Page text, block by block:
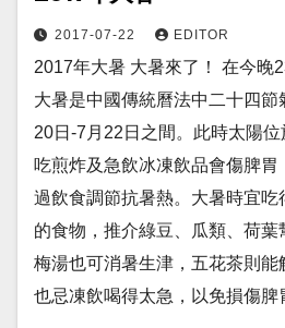
2017-07-22 EDITOR
2017年大暑 大暑來了！ 在今晚
大暑是中國傳統曆法中二十四節
20日-7月22日之間。此時太陽位
吃煎炸及急飲冰凍飲品會傷脾
過飲食調節抗暑熱。大暑時宜
的食物，推介綠豆、瓜類、荷
梅湯也可消暑生津，五花茶則能
也忌凍飲喝得太急，以免損傷脾